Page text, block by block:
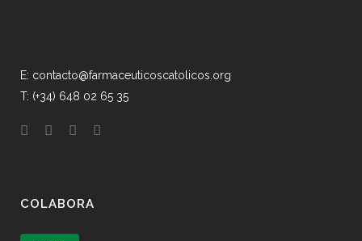
E: contacto@farmaceuticoscatolicos.org
T: (+34) 648 02 65 35
COLABORA